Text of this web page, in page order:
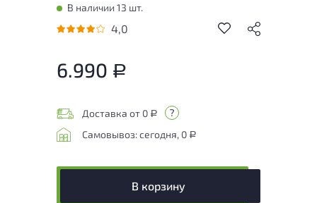
В наличии 13 шт.
4,0
6.990 Р
Доставка от 0 Р
Самовывоз: сегодня, 0 Р
В корзину